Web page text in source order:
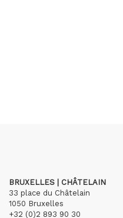
BRUXELLES | CHÂTELAIN
33 place du Châtelain
1050 Bruxelles
+32 (0)2 893 90 30